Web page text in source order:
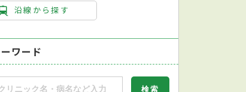
沿線から探す
ワード